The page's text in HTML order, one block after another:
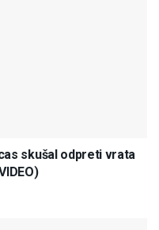
skušal odpreti vrata